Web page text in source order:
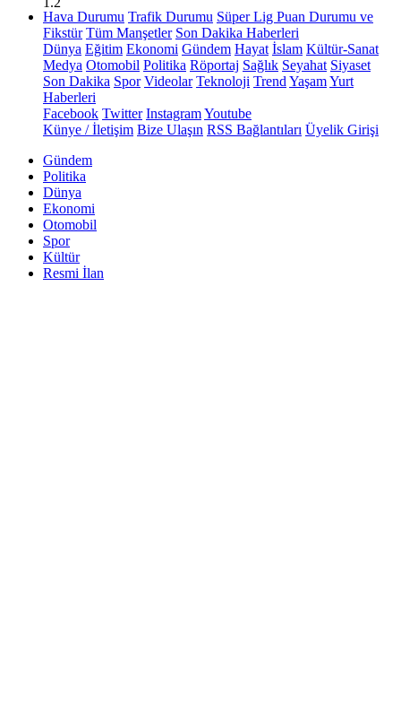
Hava Durumu Trafik Durumu Süper Lig Puan Durumu ve
Fikstür Tüm Manşetler Son Dakika Haberleri
Dünya Eğitim Ekonomi Gündem Hayat İslam Kültür-Sanat
Medya Otomobil Politika Röportaj Sağlık Seyahat Siyaset
Son Dakika Spor Videolar Teknoloji Trend YaşamYurt
Haberleri
Facebook Twitter InstagramYoutube
Künye / İletişim Bize Ulaşın RSS Bağlantıları Üyelik Girişi
Gündem
Politika
Dünya
Ekonomi
Otomobil
Spor
Kültür
Resmi İlan